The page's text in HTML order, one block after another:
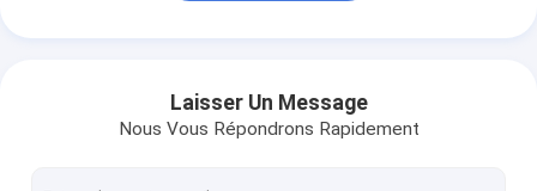
Laisser Un Message
Nous Vous Répondrons Rapidement